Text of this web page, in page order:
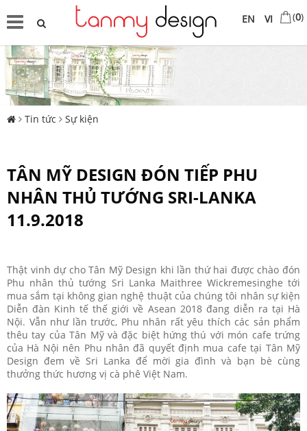
VI
EN (0)
Tin tức Sự kiện
TÂN MỸ DESIGN ĐÓN TIẾP PHU
NHÂN THỦ TƯỚNG SRI-LANKA
11.9.2018
Thật vinh dự cho Tân Mỹ Design khi lần thứ hai được chào đón
Phu nhân thủ tướng Sri Lanka Maithree Wickremesinghe tới
mua sắm tại không gian nghệ thuật của chúng tôi nhân sự kiện
Diễn đàn Kinh tế thế giới về Asean 2018 đang diễn ra tại Hà
Nội. Vẫn như lần trước, Phu nhân rất yêu thích các sản phẩm
thêu tay của Tân Mỹ và đặc biệt hứng thú với món cafe trứng
của Hà Nội nên Phu nhân đã quyết định mua cafe tại Tân Mỹ
Design đem về Sri Lanka để mời gia đình và bạn bè cùng
thưởng thức hương vị cà phê Việt Nam.